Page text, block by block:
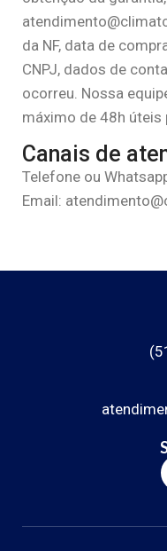
da NF, data de
CNPJ, dados de
ocorreu. Nossa
máximo de 48h úteis
Canais de
Telefone ou
Email: